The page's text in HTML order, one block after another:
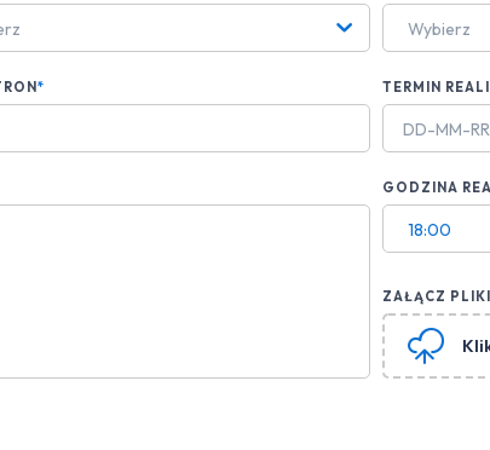
Wybierz
* TERMIN
GODZINA
18:00
ZAŁĄCZ PLIKI